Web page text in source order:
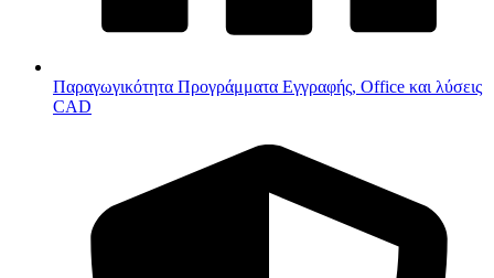
Παραγωγικότητα Προγράμματα Εγγραφής, Office και λύσεις
CAD